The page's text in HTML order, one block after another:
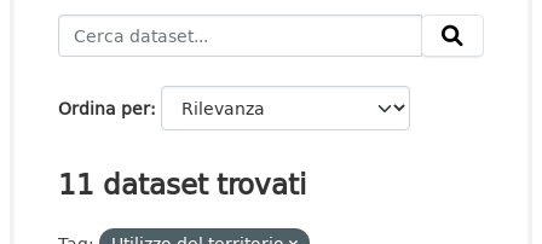
Ordina per
11 dataset trovati